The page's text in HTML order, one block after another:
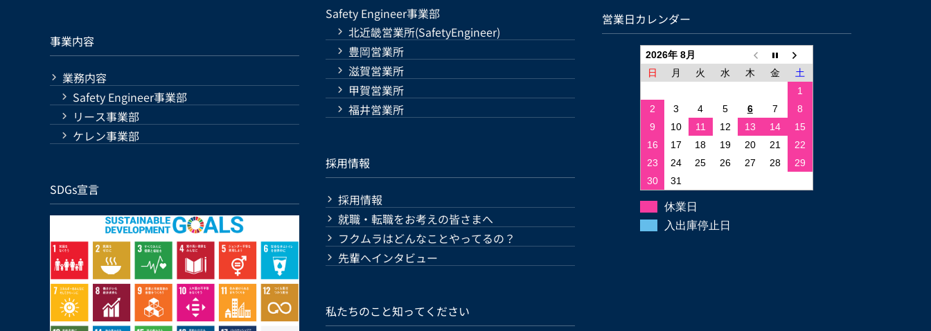
事業内容
業務内容
Safety Engineer事業部
リース事業部
ケレン事業部
SDGs宣言
Safety Engineer事業部
北近畿営業所(SafetyEngineer)
豊岡営業所
滋賀営業所
甲賀営業所
福井営業所
採用情報
採用情報
就職・転職をお考えの皆さまへ
フクムラはどんなことやってるの？
先輩へインタビュー
私たちのこと知ってください
営業日カレンダー
2026年 8月
日
月 火 水 木 金
土
1
2
3 4 5 6 7
8
9
10 11 12 13 14
15
16
17 18 19 20 21
22
23
24 25 26 27 28
29
30
31
休業日
入出庫停止日